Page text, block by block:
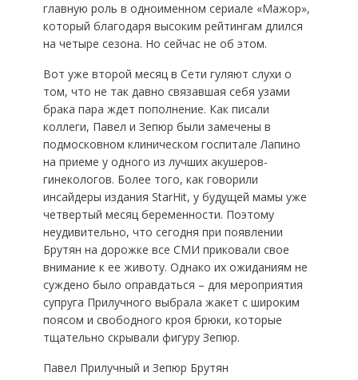
главную роль в одноименном сериале «Мажор»,
который благодаря высоким рейтингам длился
на четыре сезона. Но сейчас не об этом.
Вот уже второй месяц в Сети гуляют слухи о
том, что не так давно связавшая себя узами
брака пара ждет пополнение. Как писали
коллеги, Павел и Зепюр были замечены в
подмосковном клиническом госпитале Лапино
на приеме у одного из лучших акушеров-
гинекологов. Более того, как говорили
инсайдеры издания StarHit, у будущей мамы уже
четвертый месяц беременности. Поэтому
неудивительно, что сегодня при появлении
Брутян на дорожке все СМИ приковали свое
внимание к ее животу. Однако их ожиданиям не
суждено было оправдаться – для мероприятия
супруга Прилучного выбрала жакет с широким
поясом и свободного кроя брюки, которые
тщательно скрывали фигуру Зепюр.
Павел Прилучный и Зепюр Брутян